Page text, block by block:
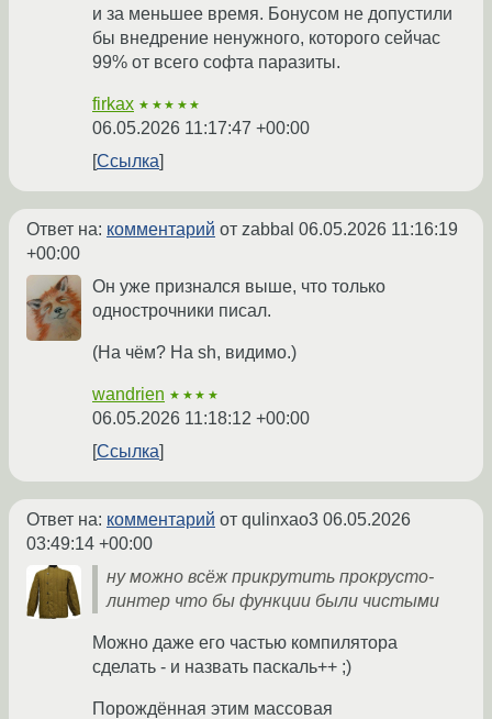
и за меньшее время. Бонусом не допустили
бы внедрение ненужного, которого сейчас
99% от всего софта паразиты.
firkax ★★★★★
06.05.2026 11:17:47 +00:00
Ссылка
Ответ на: комментарий от zabbal 06.05.2026 11:16:19
+00:00
Он уже признался выше, что только
однострочники писал.
(На чём? На sh, видимо.)
wandrien ★★★★
06.05.2026 11:18:12 +00:00
Ссылка
Ответ на: комментарий от qulinxao3 06.05.2026
03:49:14 +00:00
ну можно всёж прикрутить прокрусто-
линтер что бы функции были чистыми
Можно даже его частью компилятора
сделать - и назвать паскаль++ ;)
Порождённая этим массовая